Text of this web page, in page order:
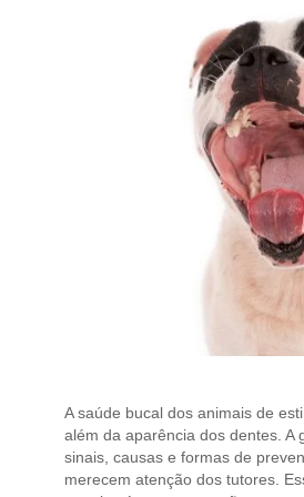
A saúde bucal dos animais de
além da aparência dos dentes. A
sinais, causas e formas de
merecem atenção dos tutores.